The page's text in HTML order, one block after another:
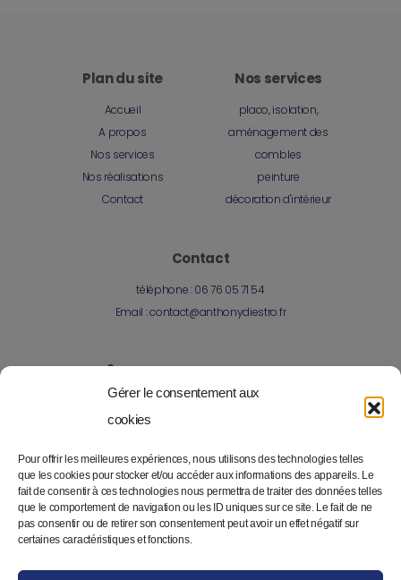
Gérer le consentement aux
cookies
Pour offrir les meilleures expériences, nous utilisons des technologies telles
que les cookies pour stocker et/ou accéder aux informations des appareils. Le
fait de consentir à ces technologies nous permettra de traiter des données telles
que le comportement de navigation ou les ID uniques sur ce site. Le fait de ne
pas consentir ou de retirer son consentement peut avoir un effet négatif sur
certaines caractéristiques et fonctions.
Anthony Diestromet à disposition tout son savoir-faire
depuis 20 ans pour mener à bien vos projets de travaux et
de rénovations sur Lent et ses alentours.
Création site internet :www.idcom-lagence.fr
Plan du site
Accueil
A propos
Nos services
Nos réalisations
Contact
Nos services
placo, isolation,
aménagement des
combles
peinture
décoration d'intérieur
Contact
téléphone :06 76 05 71 54
Email :contact@anthonydiestro.fr